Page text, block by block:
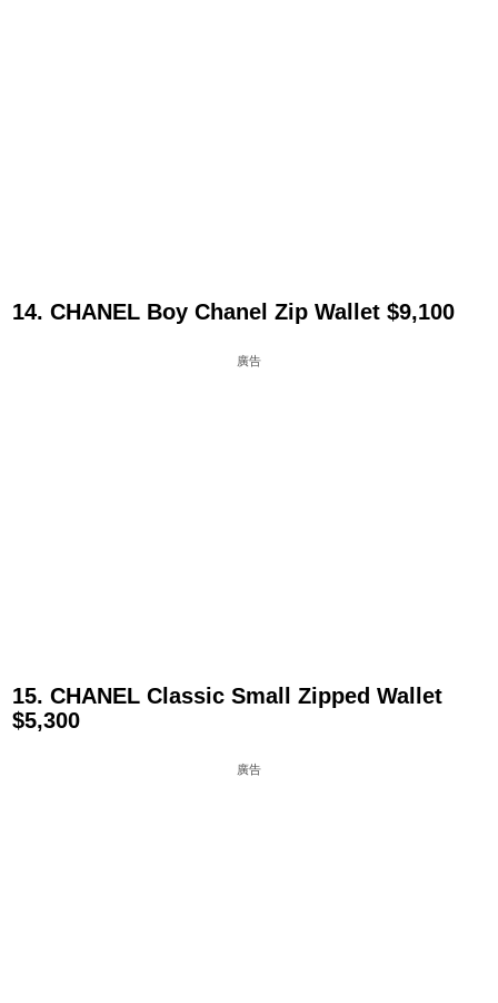
14. CHANEL Boy Chanel Zip Wallet $9,100
廣告
15. CHANEL Classic Small Zipped Wallet
$5,300
廣告